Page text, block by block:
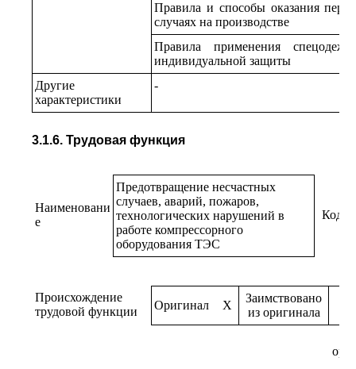
Правила и способы оказания
случаях на производстве
Правила применения
индивидуальной защиты
Другие
характеристики
-
3.1.6. Трудовая функция
Наименовани
е
Предотвращение несчастных
случаев, аварий, пожаров,
технологических нарушений в
работе компрессорного
оборудования ТЭС
Код
Происхождение
трудовой функции
Оригинал X
Заимствовано
из оригинала